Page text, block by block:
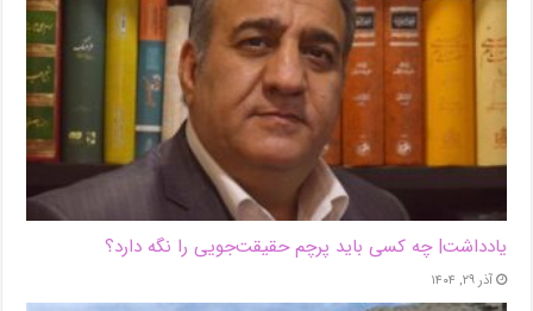
یادداشت| ‌چه کسی باید پرچم حقیقت‌جویی را نگه دارد؟
آذر ۲۹, ۱۴۰۴